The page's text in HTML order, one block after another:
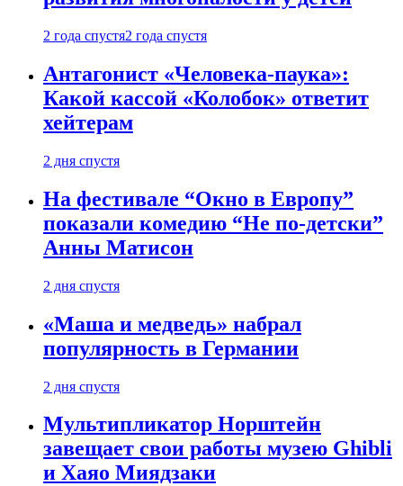
2 года спустя2 года спустя
Антагонист «Человека-паука»:
Какой кассой «Колобок» ответит
хейтерам
2 дня спустя
На фестивале “Окно в Европу”
показали комедию “Не по-детски”
Анны Матисон
2 дня спустя
«Маша и медведь» набрал
популярность в Германии
2 дня спустя
Мультипликатор Норштейн
завещает свои работы музею Ghibli
и Хаяо Миядзаки